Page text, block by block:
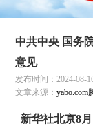
中共中央 国务
意见
发布时间：2024-08-
文章来源：
新华社北京8